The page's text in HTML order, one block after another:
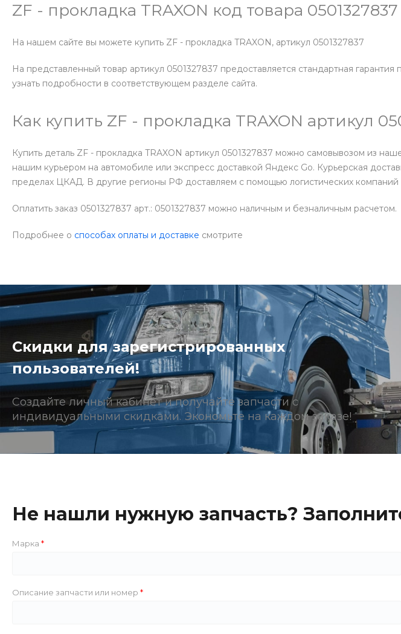
ZF - прокладка TRAXON код товара
На нашем сайте вы можете купить ZF - прокладка TRAXON, артикул 0501327837
На представленный товар артикул 0501327837 предоставляется стандартная гарантия
узнать подробности в соответствующем разделе сайта.
Как купить ZF - прокладка TRAXON артикул
Купить деталь ZF - прокладка TRAXON артикул 0501327837 можно самовывозом из
нашим курьером на автомобиле или экспресс доставкой Яндекс Go. Курьерская
пределах ЦКАД. В другие регионы РФ доставляем с помощью логистических
Оплатить заказ 0501327837 арт.: 0501327837 можно наличным и безналичным расчетом.
Подробнее о способах оплаты и доставке смотрите
Скидки для зарегистрированных
пользователей!
Создайте личный кабинет и получайте запчасти с
индивидуальными скидками. Экономьте на каждом заказе!
Не нашли нужную запчасть?
Марка
Описание запчасти или номер